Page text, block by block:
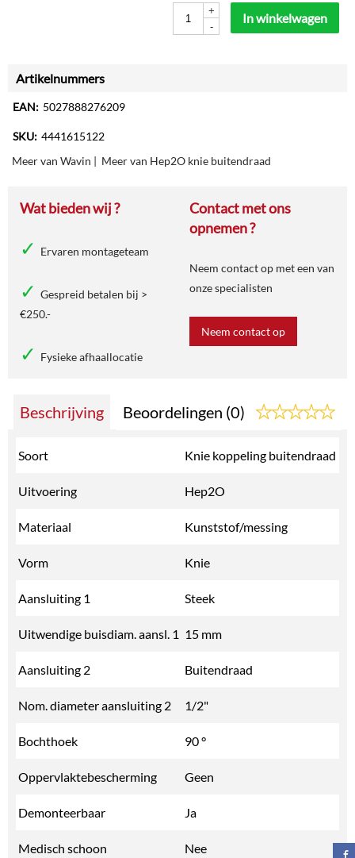
+
-
In winkelwagen
Artikelnummers
EAN: 5027888276209
SKU: 4441615122
Meer van Wavin | Meer van Hep2O knie buitendraad
Wat bieden wij ?
Ervaren montageteam
Gespreid betalen bij >
€250.-
Fysieke afhaallocatie
Contact met ons
opnemen ?
Neem contact op met een van
onze specialisten
Neem contact op
Beschrijving Beoordelingen (0)
Soort Knie koppeling buitendraad
Uitvoering Hep2O
Materiaal Kunststof/messing
Vorm Knie
Aansluiting 1 Steek
Uitwendige buisdiam. aansl. 1 15 mm
Aansluiting 2 Buitendraad
Nom. diameter aansluiting 2 1/2"
Bochthoek 90 °
Oppervlaktebescherming Geen
Demonteerbaar Ja
Medisch schoon Nee